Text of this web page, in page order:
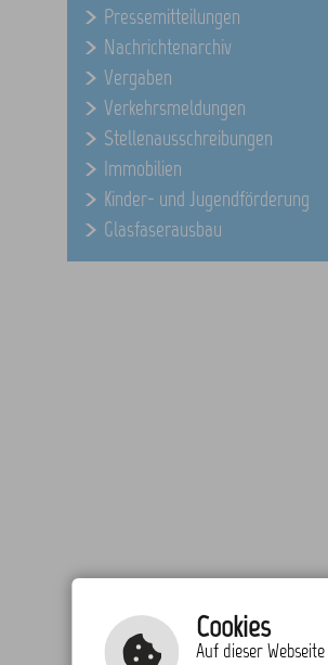
Pressemitteilungen
Nachrichtenarchiv
Vergaben
Verkehrsmeldungen
Stellenausschreibungen
Immobilien
Kinder- und Jugendförderung
Glasfaserausbau
Cookies
Auf dieser